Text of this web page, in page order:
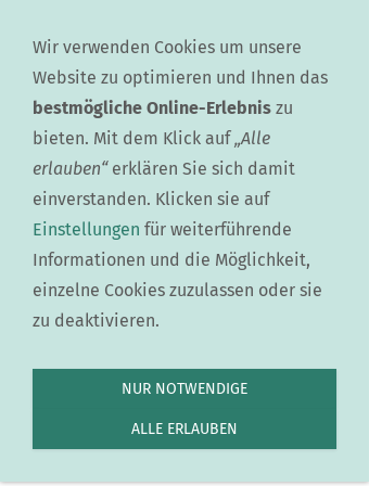
Website, die für mobile Geräte optimiert wurde.
Zur Desktop-Version
Hinweis nicht mehr anzeigen
1. Der
Golfplatz
Wir verwenden Cookies um unsere
Website zu optimieren und Ihnen das
bestmögliche Online-Erlebnis zu
bieten. Mit dem Klick auf„Alle
erlauben“erklären Sie sich damit
einverstanden. Klicken sie auf
Einstellungen für weiterführende
Informationen und die Möglichkeit,
einzelne Cookies zuzulassen oder sie
zu deaktivieren.
NUR NOTWENDIGE
ALLE ERLAUBEN